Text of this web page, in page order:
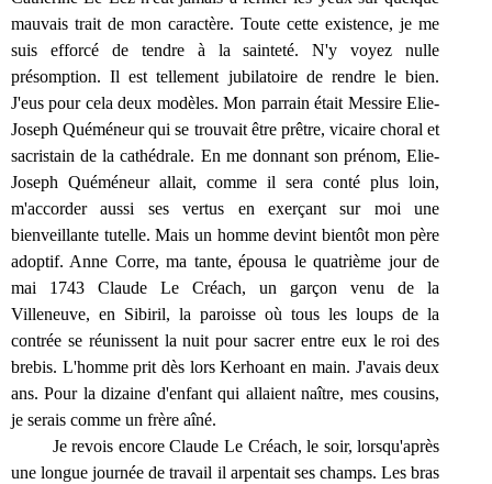
mauvais trait de mon caractère. Toute cette existence, je me
suis efforcé de tendre à la sainteté. N'y voyez nulle
présomption. Il est tellement jubilatoire de rendre le bien.
J'eus pour cela deux modèles. Mon parrain était Messire Elie-
Joseph Quéméneur qui se trouvait être prêtre, vicaire choral et
sacristain de la cathédrale. En me donnant son prénom, Elie-
Joseph Quéméneur allait, comme il sera conté plus loin,
m'accorder aussi ses vertus en exerçant sur moi une
bienveillante tutelle. Mais un homme devint bientôt mon père
adoptif. Anne Corre, ma tante, épousa le quatrième jour de
mai 1743 Claude Le Créach, un garçon venu de la
Villeneuve, en Sibiril, la paroisse où tous les loups de la
contrée se réunissent la nuit pour sacrer entre eux le roi des
brebis. L'homme prit dès lors Kerhoant en main. J'avais deux
ans. Pour la dizaine d'enfant qui allaient naître, mes cousins,
je serais comme un frère aîné.
Je revois encore Claude Le Créach, le soir, lorsqu'après
une longue journée de travail il arpentait ses champs. Les bras